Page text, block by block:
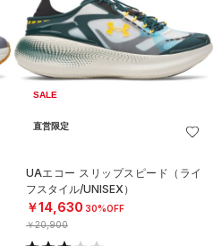
SALE
直営限定
UAエコー スリップスピード（ライ
フスタイル/UNISEX）
￥14,630 30%OFF
￥20,900